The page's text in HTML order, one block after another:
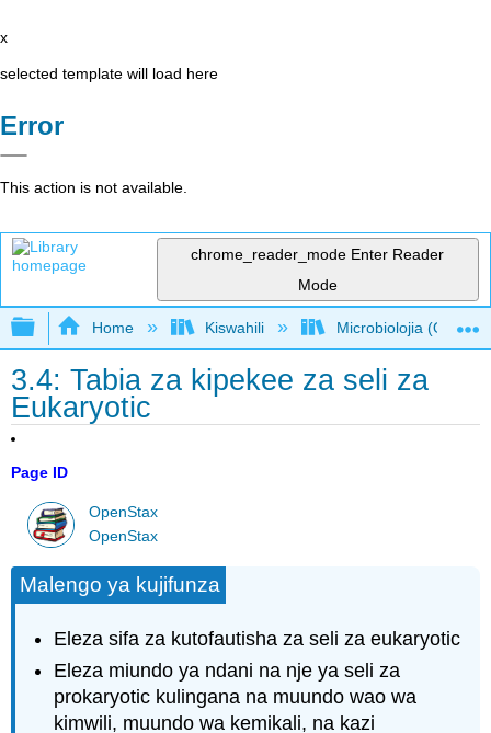
x
selected template will load here
Error
This action is not available.
chrome_reader_mode Enter Reader
Mode
Expand/collapse global hierarchy
Home Kiswahili Microbiolojia
3.4: Tabia za kipekee za seli za
Eukaryotic
Page ID
OpenStax
OpenStax
Malengo ya kujifunza
Eleza sifa za kutofautisha za seli za eukaryotic
Eleza miundo ya ndani na nje ya seli za
prokaryotic kulingana na muundo wao wa
kimwili, muundo wa kemikali, na kazi